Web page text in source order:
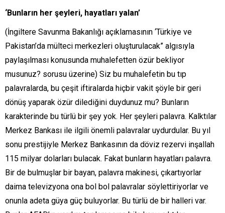
‘Bunların her şeyleri, hayatları yalan’
(İngiltere Savunma Bakanlığı açıklamasının ‘Türkiye ve
Pakistan’da mülteci merkezleri oluşturulacak” algısıyla
paylaşılması konusunda muhalefetten özür bekliyor
musunuz? sorusu üzerine) Siz bu muhalefetin bu tıp
palavralarda, bu çeşit iftiralarda hiçbir vakit şöyle bir geri
dönüş yaparak özür dilediğini duydunuz mu? Bunların
karakterinde bu türlü bir şey yok. Her şeyleri palavra. Kalktılar
Merkez Bankası ile ilgili önemli palavralar uydurdular. Bu yıl
sonu prestijiyle Merkez Bankasının da döviz rezervi inşallah
115 milyar dolarları bulacak. Fakat bunların hayatları palavra.
Bir de bulmuşlar bir bayan, palavra makinesi, çıkartıyorlar
daima televizyona ona bol bol palavralar söylettiriyorlar ve
onunla adeta güya güç buluyorlar. Bu türlü de bir halleri var.